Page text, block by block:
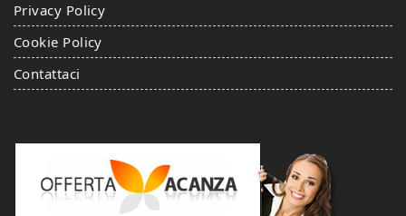
Privacy Policy
Cookie Policy
Contattaci